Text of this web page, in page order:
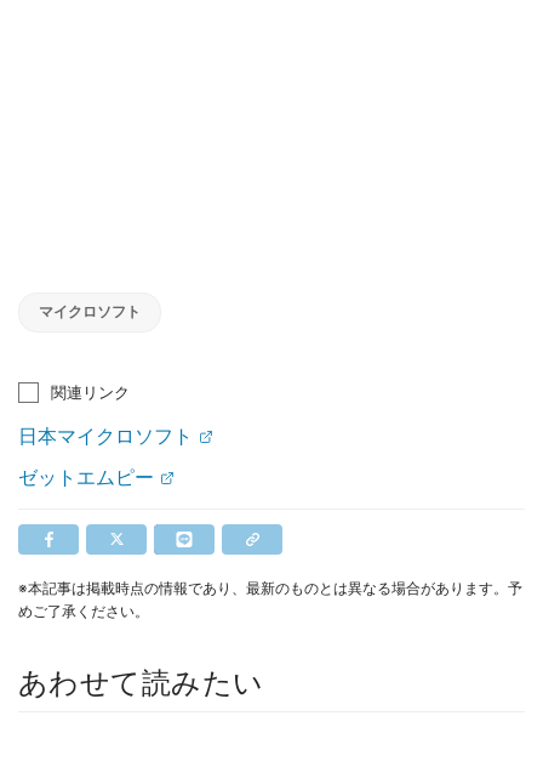
マイクロソフト
関連リンク
日本マイクロソフト
ゼットエムピー
※本記事は掲載時点の情報であり、最新のものとは異なる場合があります。予
めご了承ください。
あわせて読みたい